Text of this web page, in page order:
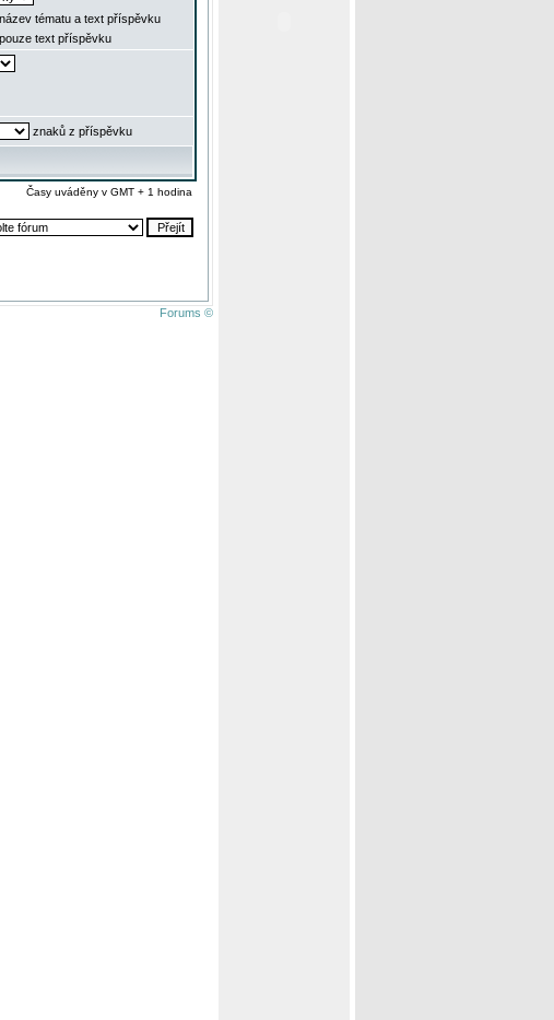
tématu a text příspěvku
text příspěvku
znaků z příspěvku
Časy uváděny v GMT + 1 hodina
Forums ©